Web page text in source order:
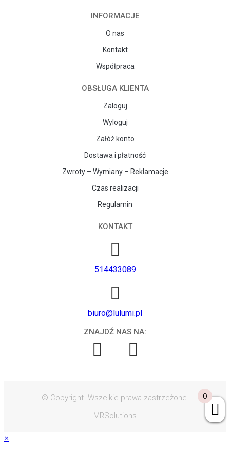
INFORMACJE
O nas
Kontakt
Współpraca
OBSŁUGA KLIENTA
Zaloguj
Wyloguj
Załóż konto
Dostawa i płatność
Zwroty – Wymiany – Reklamacje
Czas realizacji
Regulamin
KONTAKT
514433089
biuro@lulumi.pl
ZNAJDŹ NAS NA:
© Copyright. Wszelkie prawa zastrzeżone.
MRSolutions
0
×